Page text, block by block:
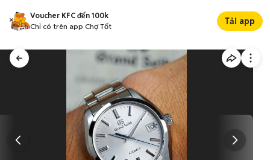
Voucher KFC đến 100k
Chỉ có trên app Chợ Tốt
Tải app